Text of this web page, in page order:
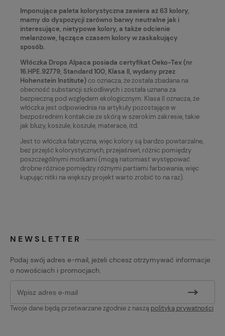
Imponująca paleta kolorystyczna zawiera aż 63 kolory,
mamy do dyspozycji zarówno barwy neutralne jak i
interesujące, nietypowe kolory, a także odcienie
melanżowe, łączące czasem kolory w zaskakujący
sposób.
Włóczka Drops Alpaca posiada certyfikat Oeko-Tex (nr
16.HPE.92779, Standard 100, Klasa II, wydany przez
Hohenstein Institute)co oznacza, żezostała zbadana na
obecność substancji szkodliwych i została uznana za
bezpieczną pod względem ekologicznym. Klasa II oznacza, że
włóczka jest odpowiednia na artykuły pozostające w
bezpośrednim kontakcie ze skórą w szerokim zakresie, takie
jak bluzy, koszule, koszule, materace, itd.
Jest to włóczka fabryczna, więc kolory są bardzo powtarzalne,
bez przejść kolorystycznych, przejaśnień, różnic pomiędzy
poszczególnymi motkami (mogą natomiast występować
drobne różnice pomiędzy różnymi partiami farbowania, więc
kupując nitki na większy projekt warto zrobić to na raz).
NEWSLETTER
Podaj swój adres e-mail, jeżeli chcesz otrzymywać informacje
o nowościach i promocjach.
Twoje dane będą przetwarzane zgodnie z naszą polityką prywatności